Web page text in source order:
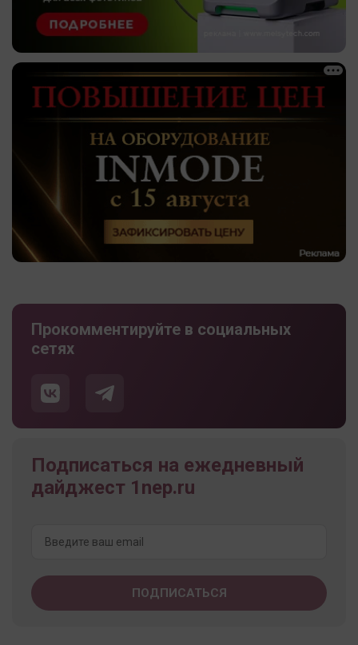
Прокомментируйте в социальных
сетях
Подписаться на ежедневный
дайджест 1nep.ru